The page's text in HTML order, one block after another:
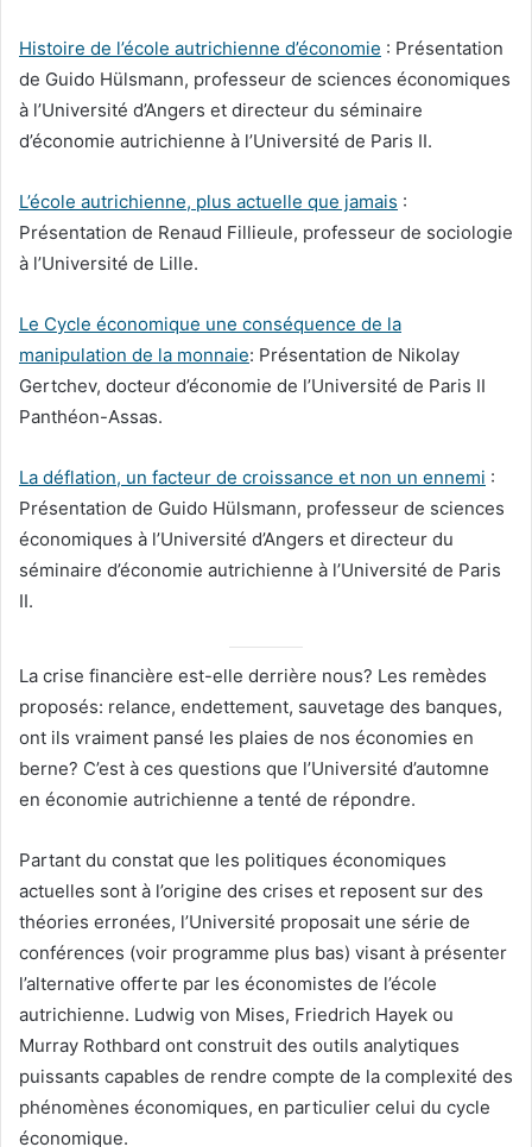
Histoire de l’école autrichienne d’économie : Présentation
de Guido Hülsmann, professeur de sciences économiques
à l’Université d’Angers et directeur du séminaire
d’économie autrichienne à l’Université de Paris II.
L’école autrichienne, plus actuelle que jamais :
Présentation de Renaud Fillieule, professeur de sociologie
à l’Université de Lille.
Le Cycle économique une conséquence de la
manipulation de la monnaie: Présentation de Nikolay
Gertchev, docteur d’économie de l’Université de Paris II
Panthéon-Assas.
La déflation, un facteur de croissance et non un ennemi :
Présentation de Guido Hülsmann, professeur de sciences
économiques à l’Université d’Angers et directeur du
séminaire d’économie autrichienne à l’Université de Paris
II.
La crise financière est-elle derrière nous? Les remèdes
proposés: relance, endettement, sauvetage des banques,
ont ils vraiment pansé les plaies de nos économies en
berne? C’est à ces questions que l’Université d’automne
en économie autrichienne a tenté de répondre.
Partant du constat que les politiques économiques
actuelles sont à l’origine des crises et reposent sur des
théories erronées, l’Université proposait une série de
conférences (voir programme plus bas) visant à présenter
l’alternative offerte par les économistes de l’école
autrichienne. Ludwig von Mises, Friedrich Hayek ou
Murray Rothbard ont construit des outils analytiques
puissants capables de rendre compte de la complexité des
phénomènes économiques, en particulier celui du cycle
économique.